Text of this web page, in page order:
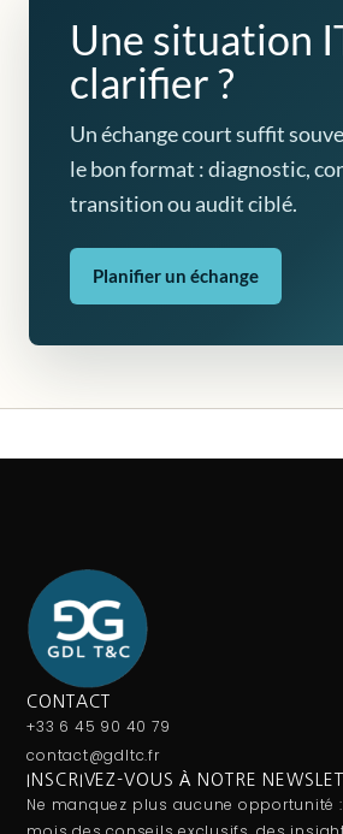
Une situation
clarifier ?
Un échange court suffit
le bon format : diagnostic,
transition ou audit ciblé.
Planifier un échange
CONTACT
+33 6 45 90 40 79
contact@gdltc.fr
INSCRIVEZ-VOUS À NOTRE
Ne manquez plus aucune opportunité